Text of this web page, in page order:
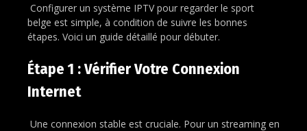
Configurer un système IPTV pour regarder le sport
belge est simple, à condition de suivre les bonnes
étapes. Voici un guide détaillé pour débuter.
Étape 1 : Vérifier Votre Connexion
Internet
Une connexion stable est cruciale. Pour un streaming en